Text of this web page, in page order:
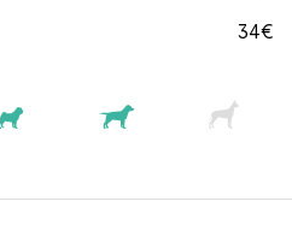
34€